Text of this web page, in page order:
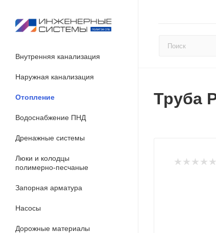
Внутренняя канализация
Наружная канализация
Отопление
Водоснабжение ПНД
Дренажные системы
Люки и колодцы
полимерно-песчаные
Запорная арматура
Насосы
Дорожные материалы
Труба